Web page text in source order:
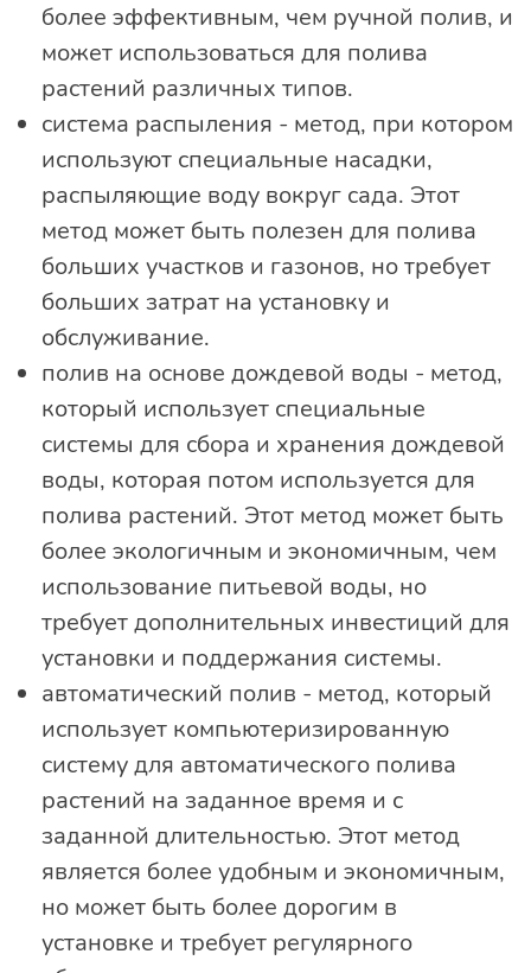
более эффективным, чем ручной полив, и
может использоваться для полива
растений различных типов.
система распыления - метод, при котором
используют специальные насадки,
распыляющие воду вокруг сада. Этот
метод может быть полезен для полива
больших участков и газонов, но требует
больших затрат на установку и
обслуживание.
полив на основе дождевой воды - метод,
который использует специальные
системы для сбора и хранения дождевой
воды, которая потом используется для
полива растений. Этот метод может быть
более экологичным и экономичным, чем
использование питьевой воды, но
требует дополнительных инвестиций для
установки и поддержания системы.
автоматический полив - метод, который
использует компьютеризированную
систему для автоматического полива
растений на заданное время и с
заданной длительностью. Этот метод
является более удобным и экономичным,
но может быть более дорогим в
установке и требует регулярного